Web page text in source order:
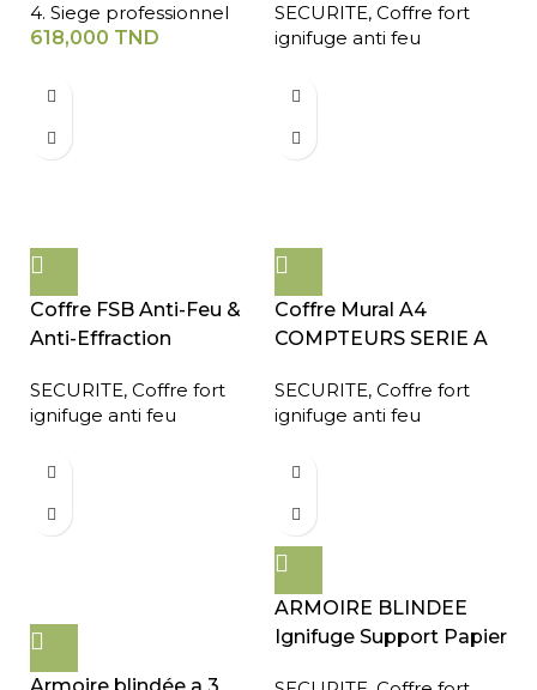
4. Siege professionnel
618,000 TND
SECURITE, Coffre fort
ignifuge anti feu
Coffre FSB Anti-Feu &
Anti-Effraction
SECURITE, Coffre fort
ignifuge anti feu
Coffre Mural A4
COMPTEURS SERIE A
SECURITE, Coffre fort
ignifuge anti feu
ARMOIRE BLINDEE
Ignifuge Support Papier